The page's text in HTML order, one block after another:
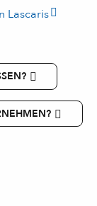
Lascaris